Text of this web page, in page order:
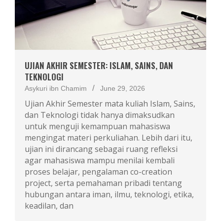
UJIAN AKHIR SEMESTER: ISLAM, SAINS, DAN
TEKNOLOGI
Asykuri ibn Chamim June 29, 2026
Ujian Akhir Semester mata kuliah Islam, Sains,
dan Teknologi tidak hanya dimaksudkan
untuk menguji kemampuan mahasiswa
mengingat materi perkuliahan. Lebih dari itu,
ujian ini dirancang sebagai ruang refleksi
agar mahasiswa mampu menilai kembali
proses belajar, pengalaman co-creation
project, serta pemahaman pribadi tentang
hubungan antara iman, ilmu, teknologi, etika,
keadilan, dan